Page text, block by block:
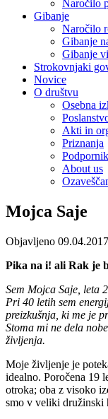
Naročilo
Gibanje
Naročilo
Gibanje
Gibanje
Strokovnjaki
Novice
O društvu
Osebna
Akti in
Priznanja
About us
Mojca Saje
Objavljeno
Pika na i! ali Rak je
Sem Mojca Saje, leta
Pri 40 letih sem
preizkušnja, ki me je
Stoma mi ne dela
življenja.
Moje življenje je
idealno. Poročena 19
otroka; oba z visoko
smo v veliki družinski